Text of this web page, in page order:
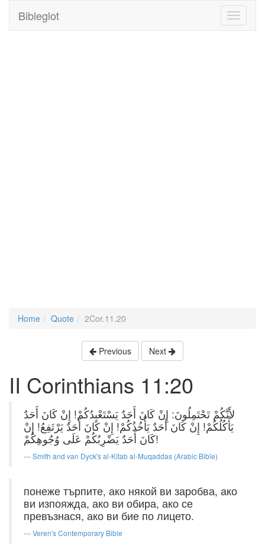
Toggle
Bibleglot
Home Quote 2Cor.11.20
Previous Next
II Corinthians 11:20
لأَنَّكُمْ تَحْتَمِلُونَ: إِنْ كَانَ أَحَدٌ يَسْتَعْبِدُكُمْ! إِنْ كَانَ أَحَدٌ
يَأْكُلُكُمْ! إِنْ كَانَ أَحَدٌ يَأْخُذُكُمْ! إِنْ كَانَ أَحَدٌ يَرْتَفِعُ! إِنْ
كَانَ أَحَدٌ يَضْرِبُكُمْ عَلَى وُجُوهِكُمْ!
Smith and van Dyck's al-Kitab al-Muqaddas (Arabic Bible)
понеже търпите, ако някой ви заробва, ако
ви изпояжда, ако ви обира, ако се
превъзнася, ако ви бие по лицето.
Veren's Contemporary Bible